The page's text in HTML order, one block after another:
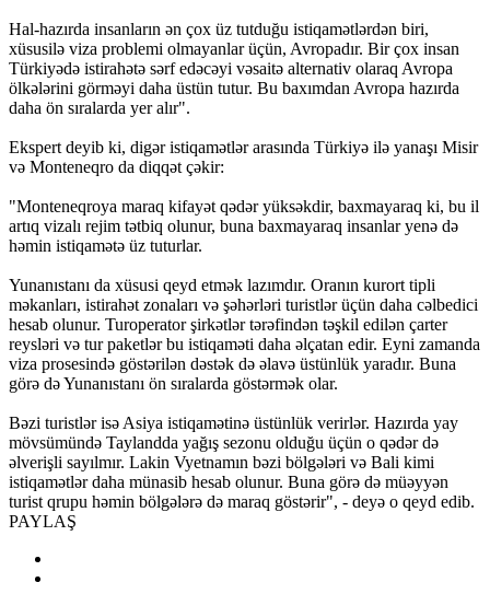
Hal-hazırda insanların ən çox üz tutduğu istiqamətlərdən biri,
xüsusilə viza problemi olmayanlar üçün, Avropadır. Bir çox insan
Türkiyədə istirahətə sərf edəcəyi vəsaitə alternativ olaraq Avropa
ölkələrini görməyi daha üstün tutur. Bu baxımdan Avropa hazırda
daha ön sıralarda yer alır".
Ekspert deyib ki, digər istiqamətlər arasında Türkiyə ilə yanaşı Misir
və Monteneqro da diqqət çəkir:
"Monteneqroya maraq kifayət qədər yüksəkdir, baxmayaraq ki, bu il
artıq vizalı rejim tətbiq olunur, buna baxmayaraq insanlar yenə də
həmin istiqamətə üz tuturlar.
Yunanıstanı da xüsusi qeyd etmək lazımdır. Oranın kurort tipli
məkanları, istirahət zonaları və şəhərləri turistlər üçün daha cəlbedici
hesab olunur. Turoperator şirkətlər tərəfindən təşkil edilən çarter
reysləri və tur paketlər bu istiqaməti daha əlçatan edir. Eyni zamanda
viza prosesində göstərilən dəstək də əlavə üstünlük yaradır. Buna
görə də Yunanıstanı ön sıralarda göstərmək olar.
Bəzi turistlər isə Asiya istiqamətinə üstünlük verirlər. Hazırda yay
mövsümündə Taylandda yağış sezonu olduğu üçün o qədər də
əlverişli sayılmır. Lakin Vyetnamın bəzi bölgələri və Bali kimi
istiqamətlər daha münasib hesab olunur. Buna görə də müəyyən
turist qrupu həmin bölgələrə də maraq göstərir", - deyə o qeyd edib.
PAYLAŞ